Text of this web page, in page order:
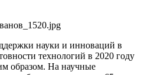
науки и инноваций в
технологий в 2020 году
образом. На научные